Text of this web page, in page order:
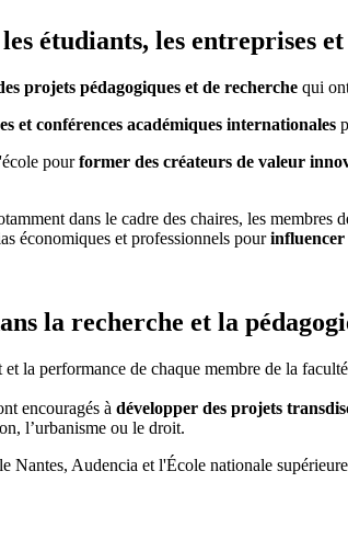
étudiants, les entreprises et
projets pédagogiques et de recherche qui
et conférences académiques internationales
pourformer des créateurs de valeur
dans le cadre des chaires, les membres
économiques et professionnels pourinfluencer
la recherche et la
et la performance de chaque membre de la
encouragés à développer des projets
l’urbanisme ou le droit.
Nantes, Audencia et l'École nationale